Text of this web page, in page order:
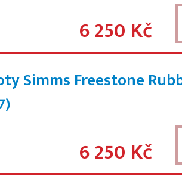
6 250 Kč
Simms Freestone
6 250 Kč